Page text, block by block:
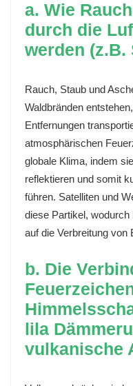
a. Wie
durch die
werden (z.B.
Rauch, Staub und
Waldbränden
Entfernungen
atmosphärischen
globale Klima, indem
reflektieren und somit
führen. Satelliten und
diese Partikel,
auf die Verbreitung von
b. Die
lila
vulkanische